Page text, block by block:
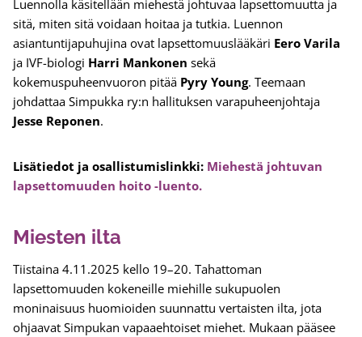
Luennolla käsitellään miehestä johtuvaa lapsettomuutta ja
sitä, miten sitä voidaan hoitaa ja tutkia. Luennon
asiantuntijapuhujina ovat lapsettomuuslääkäri Eero Varila
ja IVF-biologi Harri Mankonen sekä
kokemuspuheenvuoron pitää Pyry Young. Teemaan
johdattaa Simpukka ry:n hallituksen varapuheenjohtaja
Jesse Reponen.
Lisätiedot ja osallistumislinkki: Miehestä johtuvan
lapsettomuuden hoito -luento.
Miesten ilta
Tiistaina 4.11.2025 kello 19–20. Tahattoman
lapsettomuuden kokeneille miehille sukupuolen
moninaisuus huomioiden suunnattu vertaisten ilta, jota
ohjaavat Simpukan vapaaehtoiset miehet. Mukaan pääsee